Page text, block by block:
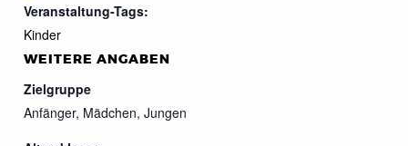
Veranstaltung-Tags:
Kinder
WEITERE ANGABEN
Zielgruppe
Anfänger, Mädchen, Jungen